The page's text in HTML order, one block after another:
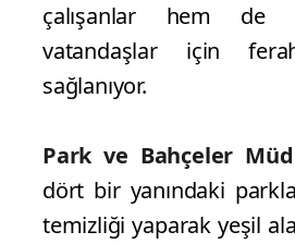
çalışanlar hem de
vatandaşlar için
sağlanıyor.
Park ve Bahçeler
dört bir yanındaki
temizliği yaparak yeşil